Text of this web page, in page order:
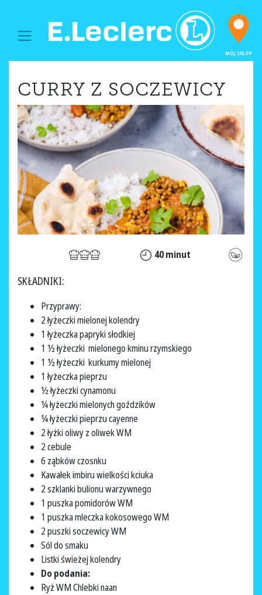
MAIN NAVIGATION
MÓJ SKLEP
CURRY Z SOCZEWICY
40 minut
SKŁADNIKI:
Przyprawy:
2 łyżeczki mielonej kolendry
1 łyżeczka papryki słodkiej
1 ½ łyżeczki mielonego kminu rzymskiego
1 ½ łyżeczki kurkumy mielonej
1 łyżeczka pieprzu
½ łyżeczki cynamonu
¼ łyżeczki mielonych goździków
¼ łyżeczki pieprzu cayenne
2 łyżki oliwy z oliwek WM
2 cebule
6 ząbków czosnku
Kawałek imbiru wielkości kciuka
2 szklanki bulionu warzywnego
1 puszka pomidorów WM
1 puszka mleczka kokosowego WM
2 puszki soczewicy WM
Sól do smaku
Listki świeżej kolendry
Do podania:
Ryż WM Chlebki naan